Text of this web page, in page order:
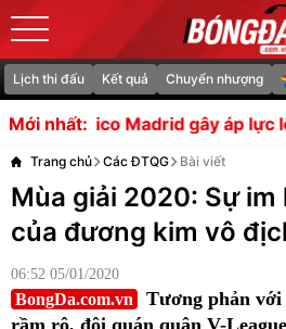
Lịch thi đấu Kết quả Chuyển nhượng
Mới nhất:
gây áp lực lên Inter vụ chiêu
Trang chủ Các ĐTQG Bài viết
Mùa giải 2020: Sự im
của đương kim vô
06:52 05/01/2020
BongDa.com.vn
Tương phản
rầm rộ, đội quán quân V-